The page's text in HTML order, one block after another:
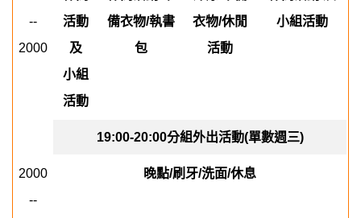
--
2000
活動
及
小組
活動
備衣物/執書
包
衣物/休閒
活動
小組活動
19:00-20:00分組外出活動(單數週三)
2000
--
晚點/刷牙/洗面/休息